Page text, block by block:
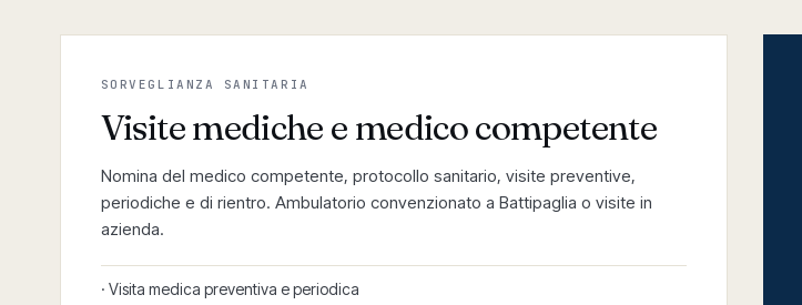
SORVEGLIANZA SANITARIA
Visite mediche e medico competente
Nomina del medico competente, protocollo sanitario, visite preventive,
periodiche e di rientro. Ambulatorio convenzionato a Battipaglia o visite in
azienda.
· Visita medica preventiva e periodica